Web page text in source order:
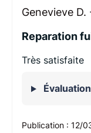
Genevieve D.
Reparation
Très satisfaite
Publication : 12/